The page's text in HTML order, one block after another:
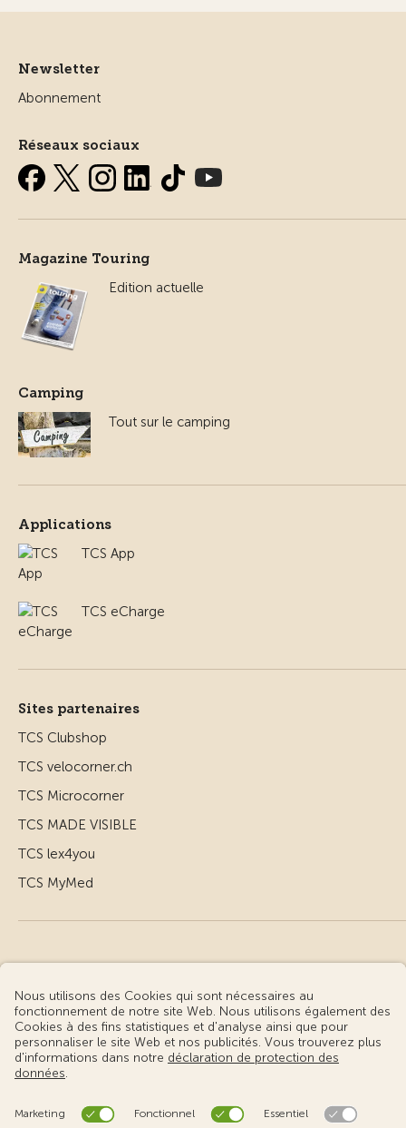
Newsletter
Abonnement
Réseaux sociaux
Magazine Touring
Edition actuelle
Camping
Tout sur le camping
Applications
TCS App
TCS eCharge
Sites partenaires
TCS Clubshop
TCS velocorner.ch
TCS Microcorner
TCS MADE VISIBLE
TCS lex4you
TCS MyMed
Conditions d’utilisation – informations juridiques